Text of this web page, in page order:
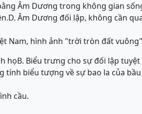
Âm Dương trong không gian
D. Âm Dương đối lập, không cần
Nam, hình ảnh "trời tròn đất
họB. Biểu trưng cho sự đối lập
tính biểu tượng về sự bao la của
cầu.